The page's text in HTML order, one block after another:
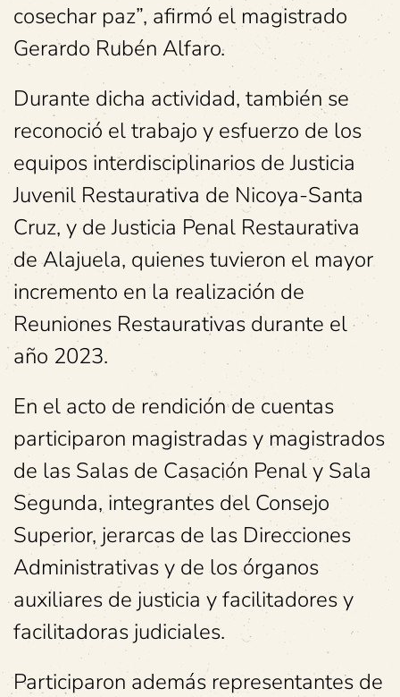
cosechar paz”, afirmó el magistrado
Gerardo Rubén Alfaro.
Durante dicha actividad, también se
reconoció el trabajo y esfuerzo de los
equipos interdisciplinarios de Justicia
Juvenil Restaurativa de Nicoya-Santa
Cruz, y de Justicia Penal Restaurativa
de Alajuela, quienes tuvieron el mayor
incremento en la realización de
Reuniones Restaurativas durante el
año 2023.
En el acto de rendición de cuentas
participaron magistradas y magistrados
de las Salas de Casación Penal y Sala
Segunda, integrantes del Consejo
Superior, jerarcas de las Direcciones
Administrativas y de los órganos
auxiliares de justicia y facilitadores y
facilitadoras judiciales.
Participaron además representantes de